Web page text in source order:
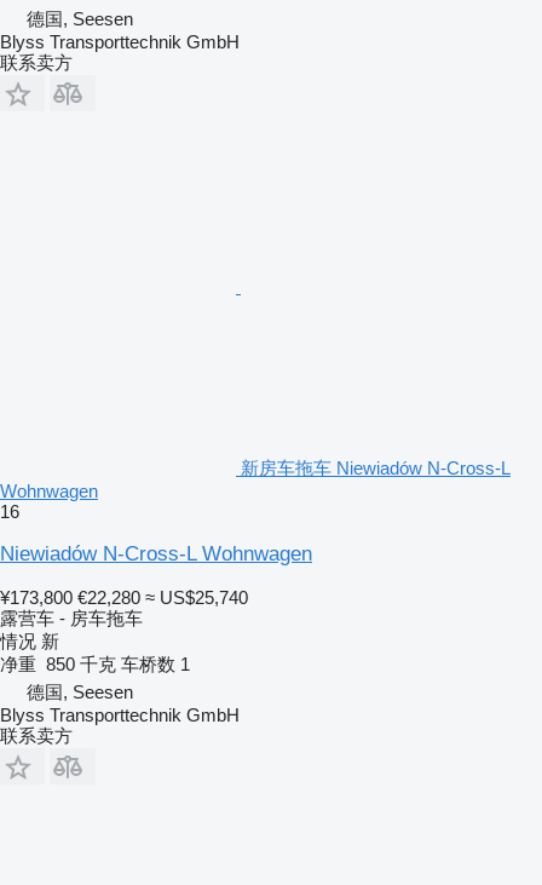
德国, Seesen
Blyss Transporttechnik GmbH
联系卖方
新房车拖车 Niewiadów N-Cross-L
Wohnwagen
16
Niewiadów N-Cross-L Wohnwagen
¥173,800 €22,280 ≈ US$25,740
露营车 - 房车拖车
情况 新
净重 850 千克 车桥数 1
德国, Seesen
Blyss Transporttechnik GmbH
联系卖方